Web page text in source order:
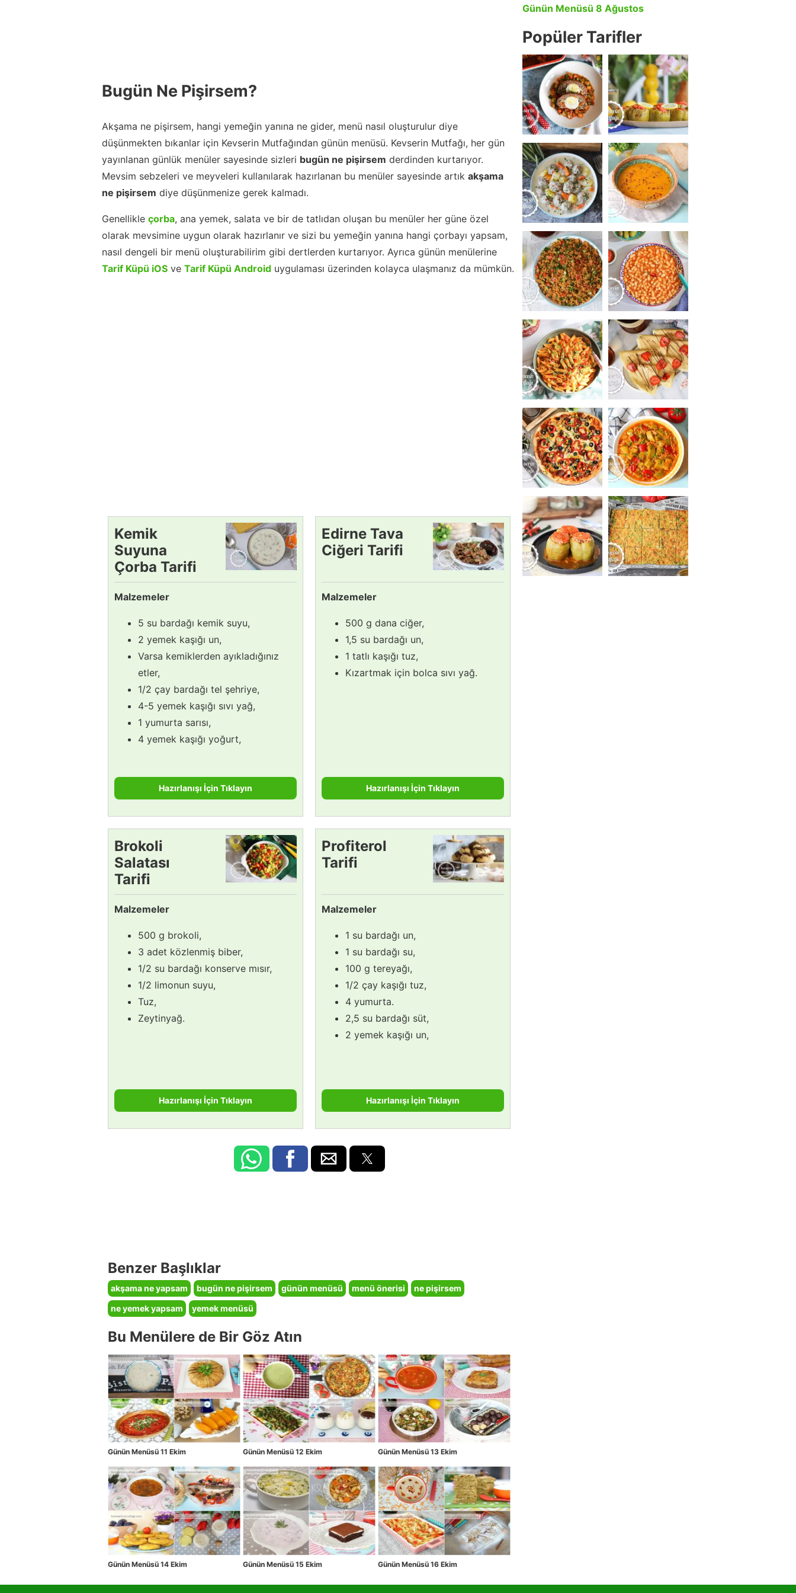
Bugün Ne Pişirsem?
Akşama ne pişirsem, hangi yemeğin yanına ne gider, menü nasıl oluşturulur diye
düşünmekten bıkanlar için Kevserin Mutfağından günün menüsü. Kevserin Mutfağı, her gün
yayınlanan günlük menüler sayesinde sizleri bugün ne pişirsem derdinden kurtarıyor.
Mevsim sebzeleri ve meyveleri kullanılarak hazırlanan bu menüler sayesinde artık akşama
ne pişirsem diye düşünmenize gerek kalmadı.
Genellikle çorba, ana yemek, salata ve bir de tatlıdan oluşan bu menüler her güne özel
olarak mevsimine uygun olarak hazırlanır ve sizi bu yemeğin yanına hangi çorbayı yapsam,
nasıl dengeli bir menü oluşturabilirim gibi dertlerden kurtarıyor. Ayrıca günün menülerine
Tarif Küpü iOS ve Tarif Küpü Android uygulaması üzerinden kolayca ulaşmanız da mümkün.
Kemik
Suyuna
Çorba Tarifi
Malzemeler
5 su bardağı kemik suyu,
2 yemek kaşığı un,
Varsa kemiklerden ayıkladığınız
etler,
1/2 çay bardağı tel şehriye,
4-5 yemek kaşığı sıvı yağ,
1 yumurta sarısı,
4 yemek kaşığı yoğurt,
Hazırlanışı İçin Tıklayın
Edirne Tava
Ciğeri Tarifi
Malzemeler
500 g dana ciğer,
1,5 su bardağı un,
1 tatlı kaşığı tuz,
Kızartmak için bolca sıvı yağ.
Hazırlanışı İçin Tıklayın
Brokoli
Salatası
Tarifi
Malzemeler
500 g brokoli,
3 adet közlenmiş biber,
1/2 su bardağı konserve mısır,
1/2 limonun suyu,
Tuz,
Zeytinyağ.
Hazırlanışı İçin Tıklayın
Profiterol
Tarifi
Malzemeler
1 su bardağı un,
1 su bardağı su,
100 g tereyağı,
1/2 çay kaşığı tuz,
4 yumurta.
2,5 su bardağı süt,
2 yemek kaşığı un,
Hazırlanışı İçin Tıklayın
Benzer Başlıklar
akşama ne yapsam bugün ne pişirsem günün menüsü menü önerisi
ne pişirsem
ne yemek yapsam
yemek menüsü
Bu Menülere de Bir Göz Atın
Günün Menüsü 11 Ekim Günün Menüsü 12 Ekim Günün Menüsü 13 Ekim
Günün Menüsü 14 Ekim Günün Menüsü 15 Ekim Günün Menüsü 16 Ekim
Günün Menüsü 8 Ağustos
Popüler Tarifler